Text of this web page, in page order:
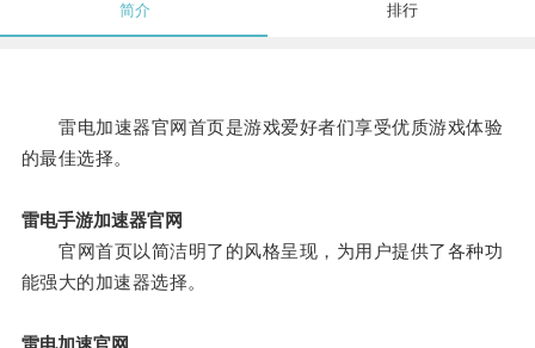
简介 排行
雷电加速器官网首页是游戏爱好者们享受优质游戏体验
的最佳选择。
雷电手游加速器官网
官网首页以简洁明了的风格呈现，为用户提供了各种功
能强大的加速器选择。